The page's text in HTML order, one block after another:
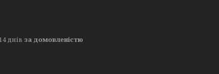
днів за домовленістю